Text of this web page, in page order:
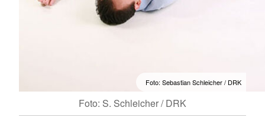
Foto: Sebastian Schleicher / DRK
Foto: S. Schleicher / DRK